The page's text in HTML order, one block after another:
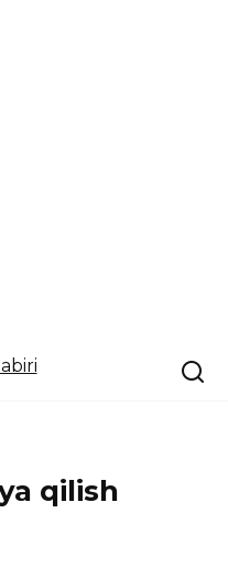
qilish